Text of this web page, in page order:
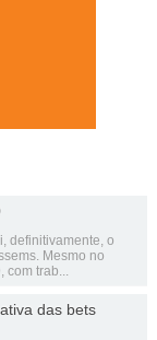
definitivamente, o
Mesmo no
trab...
das bets